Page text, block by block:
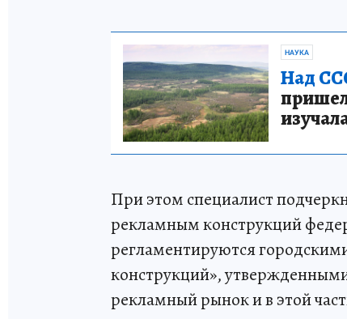
НАУКА
Над
При этом специалист
рекламным конструкций
регламентируются
конструкций»,
рекламный рынок и в этой